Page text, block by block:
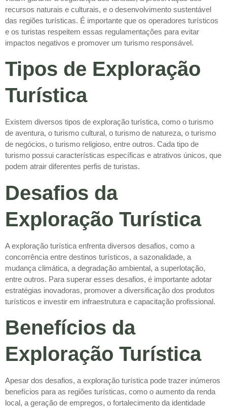
recursos naturais e culturais, e o desenvolvimento sustentável
das regiões turísticas. É importante que os operadores turísticos
e os turistas respeitem essas regulamentações para evitar
impactos negativos e promover um turismo responsável.
Tipos de Exploração
Turística
Existem diversos tipos de exploração turística, como o turismo
de aventura, o turismo cultural, o turismo de natureza, o turismo
de negócios, o turismo religioso, entre outros. Cada tipo de
turismo possui características específicas e atrativos únicos, que
podem atrair diferentes perfis de turistas.
Desafios da
Exploração Turística
A exploração turística enfrenta diversos desafios, como a
concorrência entre destinos turísticos, a sazonalidade, a
mudança climática, a degradação ambiental, a superlotação,
entre outros. Para superar esses desafios, é importante adotar
estratégias inovadoras, promover a diversificação dos produtos
turísticos e investir em infraestrutura e capacitação profissional.
Benefícios da
Exploração Turística
Apesar dos desafios, a exploração turística pode trazer inúmeros
benefícios para as regiões turísticas, como o aumento da renda
local, a geração de empregos, o fortalecimento da identidade